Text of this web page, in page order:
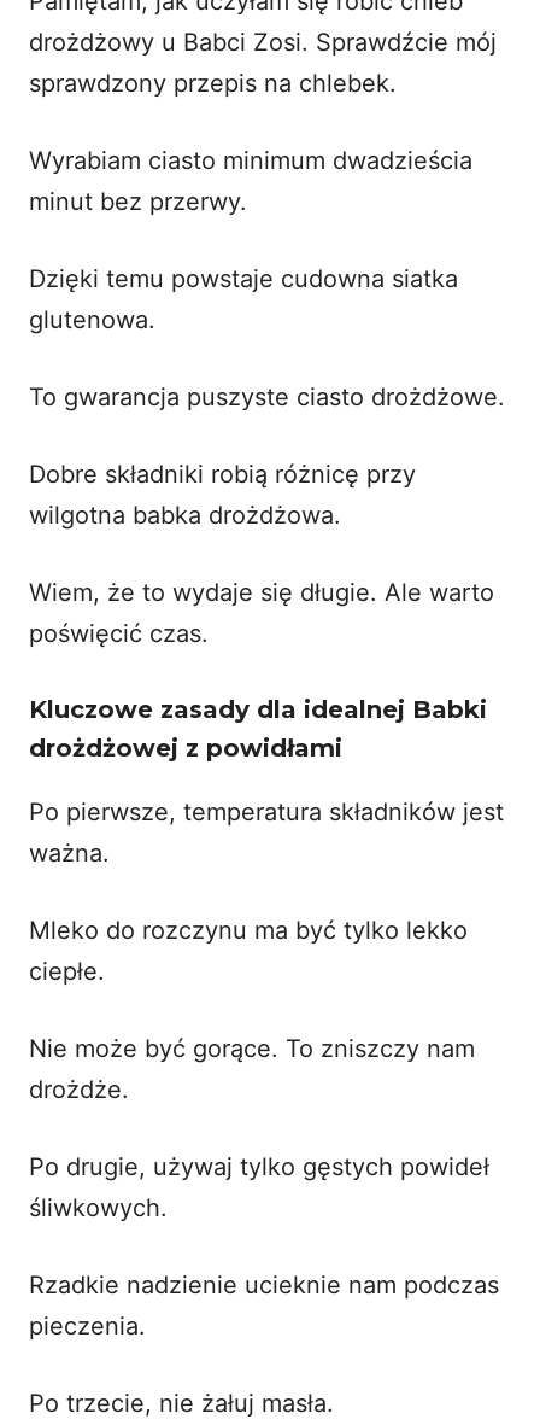
drożdżowy u Babci Zosi. Sprawdźcie mój
sprawdzony przepis na chlebek.
Wyrabiam ciasto minimum dwadzieścia
minut bez przerwy.
Dzięki temu powstaje cudowna siatka
glutenowa.
To gwarancja puszyste ciasto drożdżowe.
Dobre składniki robią różnicę przy
wilgotna babka drożdżowa.
Wiem, że to wydaje się długie. Ale warto
poświęcić czas.
Kluczowe zasady dla idealnej Babki
drożdżowej z powidłami
Po pierwsze, temperatura składników jest
ważna.
Mleko do rozczynu ma być tylko lekko
ciepłe.
Nie może być gorące. To zniszczy nam
drożdże.
Po drugie, używaj tylko gęstych powideł
śliwkowych.
Rzadkie nadzienie ucieknie nam podczas
pieczenia.
Po trzecie, nie żałuj masła.